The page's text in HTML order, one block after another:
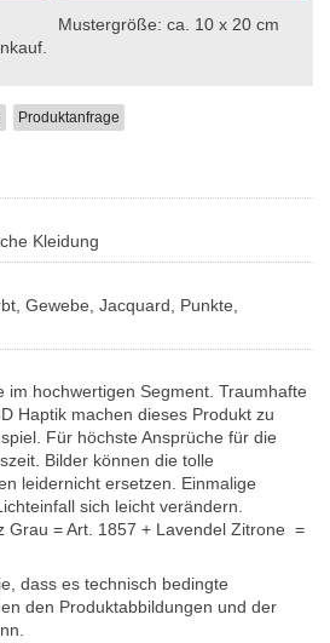
Mustergröße: ca. 10 x 20 cm
Produktanfrage
Kleidung
Gewebe, Jacquard, Punkte,
im hochwertigen Segment. Traumhafte
Haptik machen dieses Produkt zu
Für höchste Ansprüche für die
Bilder können die tolle
leidernicht ersetzen. Einmalige
sich leicht verändern.
Grau = Art. 1857 + Lavendel Zitrone =
dass es technisch bedingte
den Produktabbildungen und der